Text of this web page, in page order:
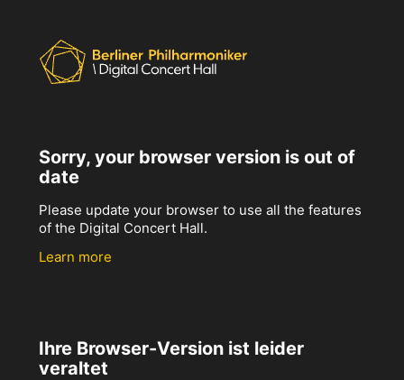
Sorry, your browser version is out of
date
Please update your browser to use all the features
of the Digital Concert Hall.
Learn more
Ihre Browser-Version ist leider
veraltet